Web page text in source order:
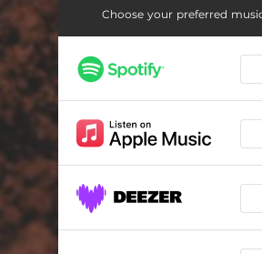
Sina do Pescador
Dá-Me Leveza
O Samba Não Dorme
Forró Agarradinho
Choose your preferred